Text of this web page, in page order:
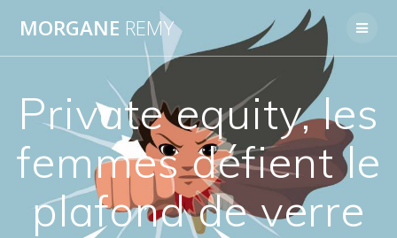
contenu
MORGANE REMY
Private equity, les
femmes défient le
plafond de verre